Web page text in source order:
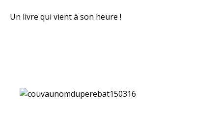
Un livre qui vient à son heure !